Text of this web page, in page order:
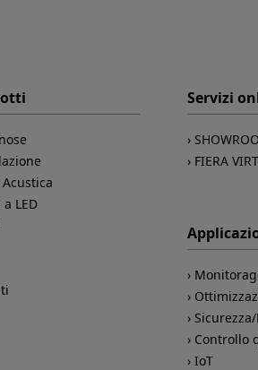
LED
Servizi
FIERA
Controllo
IoT